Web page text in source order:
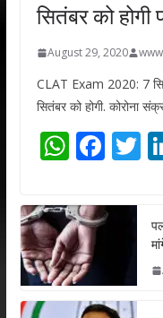
सितंबर को होगी
August 29, 2020
CLAT Exam 2020: 7
सितंबर को होगी. कोरोना
W
at
s
A
p
F
e
b
o
T